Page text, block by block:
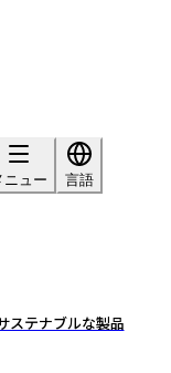
ニュー
言語
テナブルな製品